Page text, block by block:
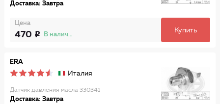
Доставка: Завтра
Цена
470 В наличии
Купить
ERA
Италия
Датчик давления масла 330341
Доставка: Завтра